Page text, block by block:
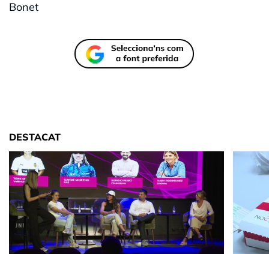
Bonet
DESTACAT